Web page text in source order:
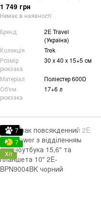
1 749 грн
Немає в наявності
Бренд
2E Travel
(Україна)
Колекція
Trek
Розмір
рюкзака
30 x 40 x 15+5 см
Матеріал
Поліестер 600D
Об'єм
рюкзака
17+6 л
7
7
Хіт